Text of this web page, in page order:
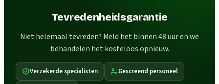
Tevredenheidsgarantie
Niet helemaal tevreden? Meld het binnen 48 uur en we
behandelen het kosteloos opnieuw.
Verzekerde specialisten Gescreend personeel